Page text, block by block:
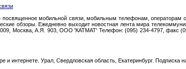
посвященное мобильной связи, мобильным телефонам, операторам
обзоры. Ежедневно выходит новостная лента мира
Москва, А.Я. 903, ООО 'КАТМАТ' Телефон: (095) 234-4797, факс
и интернете. Урал, Свердловская область, Екатеринбург. Подписка